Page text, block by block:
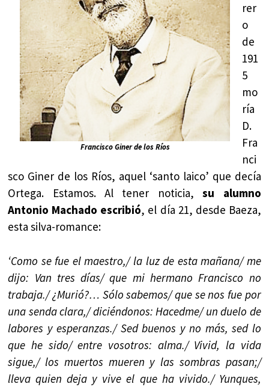
Francisco Giner de los Ríos
rer
o
de
191
5
mo
ría
D.
Fra
nci
sco Giner de los Ríos, aquel ‘santo laico’ que decía
Ortega. Estamos. Al tener noticia,su alumno
Antonio Machado escribió, el día 21, desde Baeza,
esta silva-romance:
‘Como se fue el maestro,/ la luz de esta mañana/ me
dijo: Van tres días/ que mi hermano Francisco no
trabaja./ ¿Murió?… Sólo sabemos/ que se nos fue por
una senda clara,/ diciéndonos: Hacedme/ un duelo de
labores y esperanzas./ Sed buenos y no más, sed lo
que he sido/ entre vosotros: alma./ Vivid, la vida
sigue,/ los muertos mueren y las sombras pasan;/
lleva quien deja y vive el que ha vivido./ Yunques,